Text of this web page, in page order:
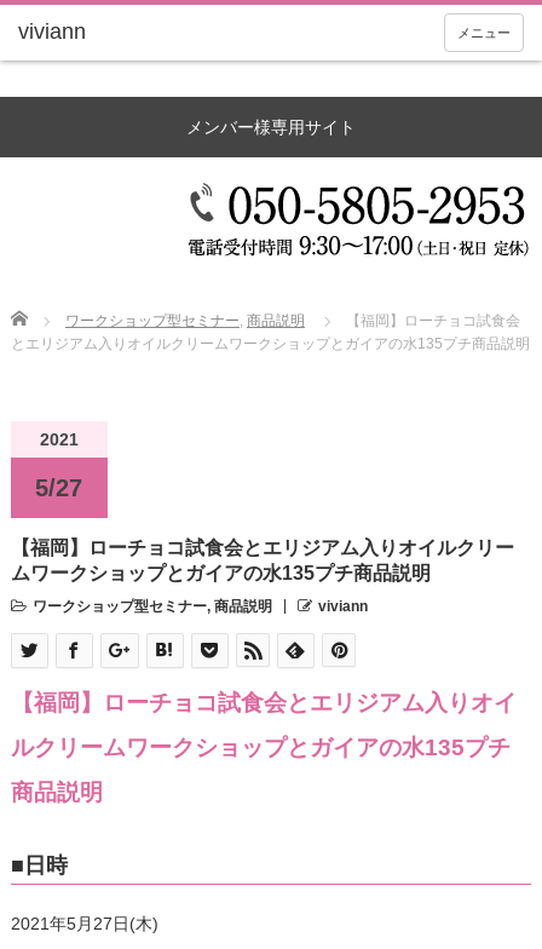
メニュー
メンバー様専用サイト
Home ワークショップ型セミナー, 商品説明
【福岡】ローチョコ試食会
とエリジアム入りオイルクリームワークショップとガイアの水135プチ商品説明
2021
5/27
【福岡】ローチョコ試食会とエリジアム入りオイルクリー
ムワークショップとガイアの水135プチ商品説明
ワークショップ型セミナー, 商品説明 viviann
【福岡】ローチョコ試食会とエリジアム入りオイ
ルクリームワークショップとガイアの水135プチ
商品説明
■日時
2021年5月27日(木)